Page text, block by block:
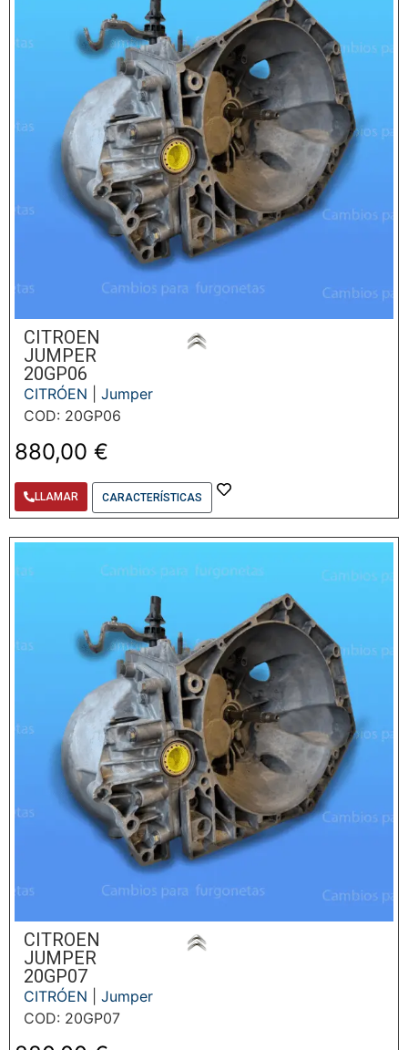
CITROEN
JUMPER
20GP06
CITRÓEN
Jumper
COD: 20GP06
880,00 €
LLAMAR CARACTERÍSTICAS
CITROEN
JUMPER
20GP07
CITRÓEN
Jumper
COD: 20GP07